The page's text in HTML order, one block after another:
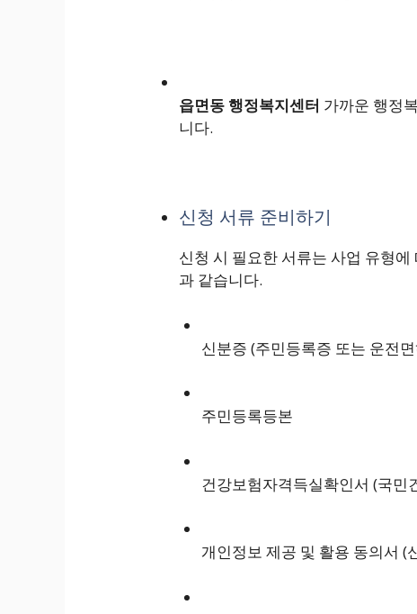
읍면동 행정복지센터 가까운 행정
니다.
신청 서류 준비하기
신청 시 필요한 서류는 사업 유형
과 같습니다.
신분증 (주민등록증 또는 운전
주민등록등본
건강보험자격득실확인서 (국민
개인정보 제공 및 활용 동의서 (